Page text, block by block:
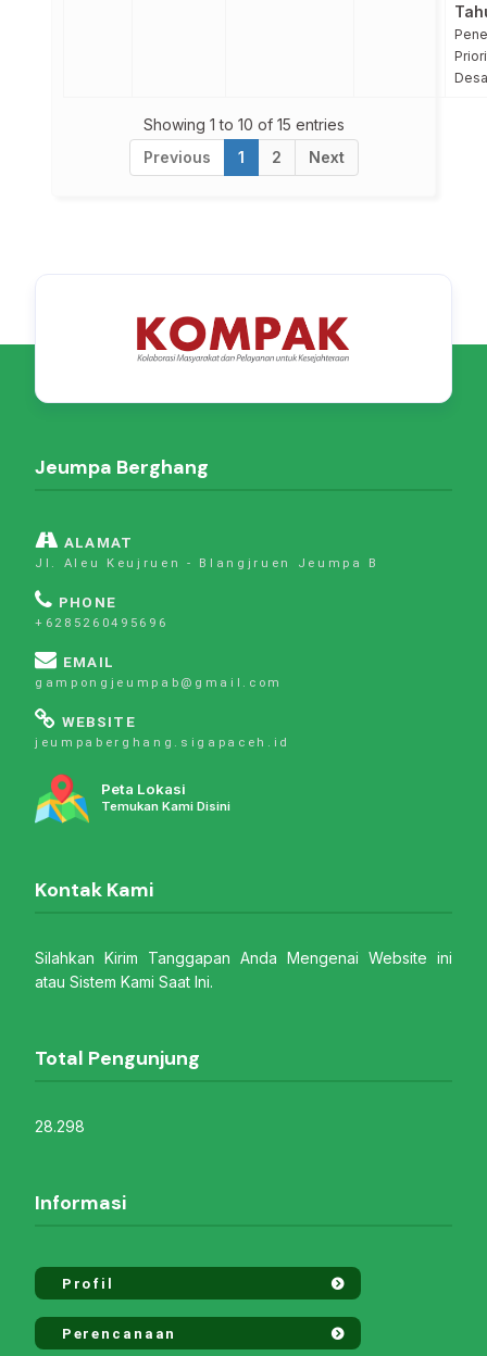
Showing 1 to 10 of 15 entries
Previous
1 2 Next
Jeumpa Berghang
ALAMAT
Jl. Aleu Keujruen - Blangjruen Jeumpa B
PHONE
+6285260495696
EMAIL
gampongjeumpab@gmail.com
WEBSITE
jeumpaberghang.sigapaceh.id
Peta Lokasi
Temukan Kami Disini
Kontak Kami
Silahkan Kirim Tanggapan Anda Mengenai Website ini
atau Sistem Kami Saat Ini.
Total Pengunjung
28.298
Informasi
Profil
Perencanaan